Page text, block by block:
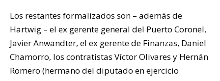
Los restantes formalizados son – además de
Hartwig – el ex gerente general del Puerto Coronel,
Javier Anwandter, el ex gerente de Finanzas, Daniel
Chamorro, los contratistas Víctor Olivares y Hernán
Romero (hermano del diputado en ejercicio